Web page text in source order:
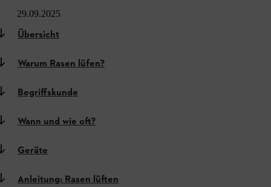
29.09.2025
Übersicht
Warum Rasen lüfen?
Begriffskunde
Wann und wie oft?
Geräte
Anleitung: Rasen lüften